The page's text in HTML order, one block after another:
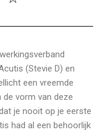
(Stevie D) en
een vreemde
vorm van deze
je nooit op je eerste
had al een behoorlijk